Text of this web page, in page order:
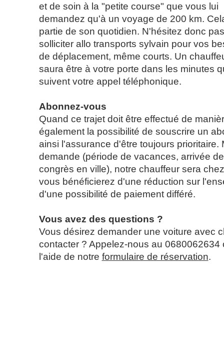
et de soin à la "petite course" que vous lui
demandez qu'à un voyage de 200 km.
partie de son quotidien. N'hésitez donc
solliciter allo transports sylvain pour vos
de déplacement, même courts. Un
saura être à votre porte dans les minutes
suivent votre appel téléphonique.
Abonnez-vous
Quand ce trajet doit être effectué de
également la possibilité de souscrire un
ainsi l'assurance d'être toujours prioritaire.
demande (période de vacances, arrivée
congrès en ville), notre chauffeur sera
vous bénéficierez d'une réduction sur
d'une possibilité de paiement différé.
Vous avez des questions ?
Vous désirez demander une voiture avec
contacter ? Appelez-nous au 0680062634
l'aide de notre formulaire de réservation.